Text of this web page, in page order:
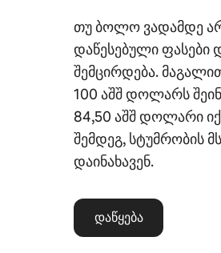
თუ ბოლო ვადამდე
დაწესებული ფასები
შემცირდება.
100 აშშ დოლარს
84,50 აშშ დოლარი
შემდეგ, სტუმრობის
დაინახავენ.
დაწყება